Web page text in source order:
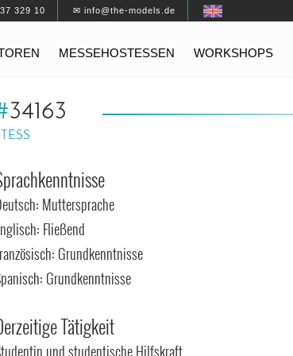
329 10 ✉ info@the-models.de
MESSEHOSTESSEN WORKSHOPS
34163
Muttersprache
Fließend
Grundkenntnisse
Grundkenntnisse
Tätigkeit
und studentische Hilfskraft